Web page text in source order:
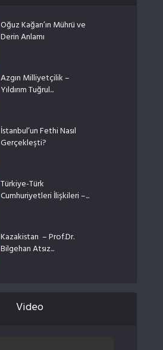
Oğuz Kağan’ın Mührü ve
Derin Anlamı
Azgın Milliyetçilik –
Yıldırım Tuğrul...
İstanbul’un Fethi Nasıl
Gerçekleşti?
Türkiye-Türk
Cumhuriyetleri İlişkileri –...
Kazakistan – Prof.Dr.
Bilgehan Atsız...
Video